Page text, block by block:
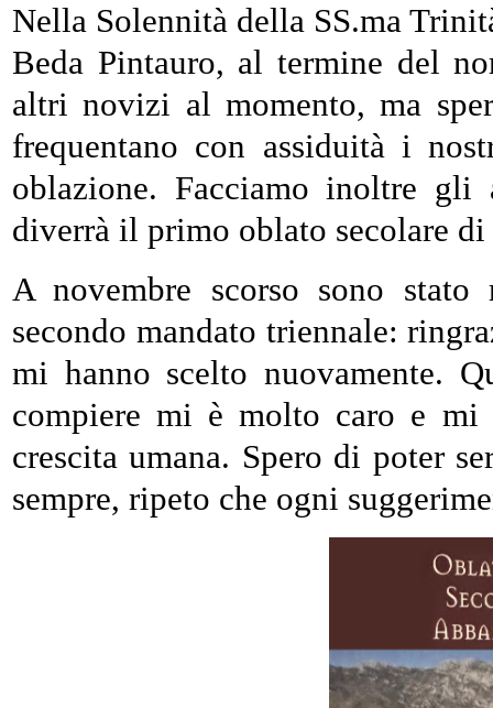
Nella Solennità della SS.ma
Beda Pintauro, al termine del
altri novizi al momento, ma
frequentano con assiduità i
oblazione. Facciamo inoltre gli
diverrà il primo oblato secolare
A novembre scorso sono
secondo mandato triennale:
mi hanno scelto nuovamente.
compiere mi è molto caro e mi
crescita umana. Spero di poter
sempre, ripeto che ogni